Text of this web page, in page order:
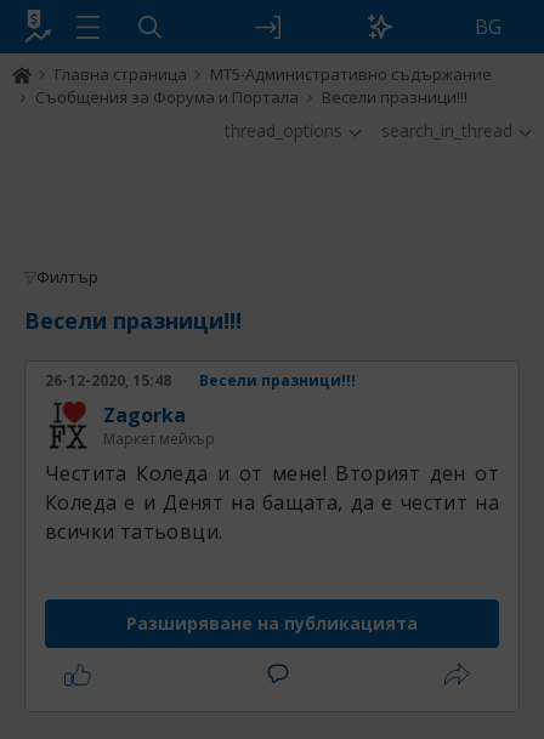
BG
Главна страница
MT5-Административно съдържание
Съобщения за Форума и Портала
Весели празници!!!
thread_options search_in_thread
Филтър
Весели празници!!!
26-12-2020, 15:48 Весели празници!!!
Zagorka
Маркет мейкър
Честита Коледа и от мене! Вторият ден от
Коледа е и Денят на бащата, да е честит на
всички татьовци.
Разширяване на публикацията